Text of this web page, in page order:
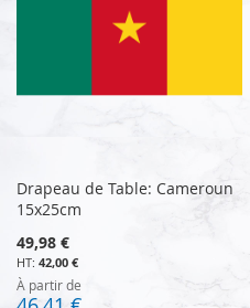
Drapeau de Table: Cameroun
15x25cm
49,98 €
42,00 €
À partir de